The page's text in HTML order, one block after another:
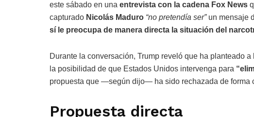
este sábado en una entrevista con la cadena Fox News
capturado Nicolás Maduro “no pretendía ser”un mensaje
sí le preocupa de manera directa la situación del
Durante la conversación, Trump reveló que ha planteado
la posibilidad de que Estados Unidos intervenga para
propuesta que —según dijo— ha sido rechazada de forma
Propuesta directa